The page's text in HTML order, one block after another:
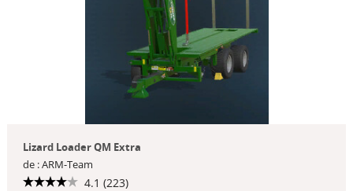
Lizard Loader QM Extra
de : ARM-Team
4.1 (223)